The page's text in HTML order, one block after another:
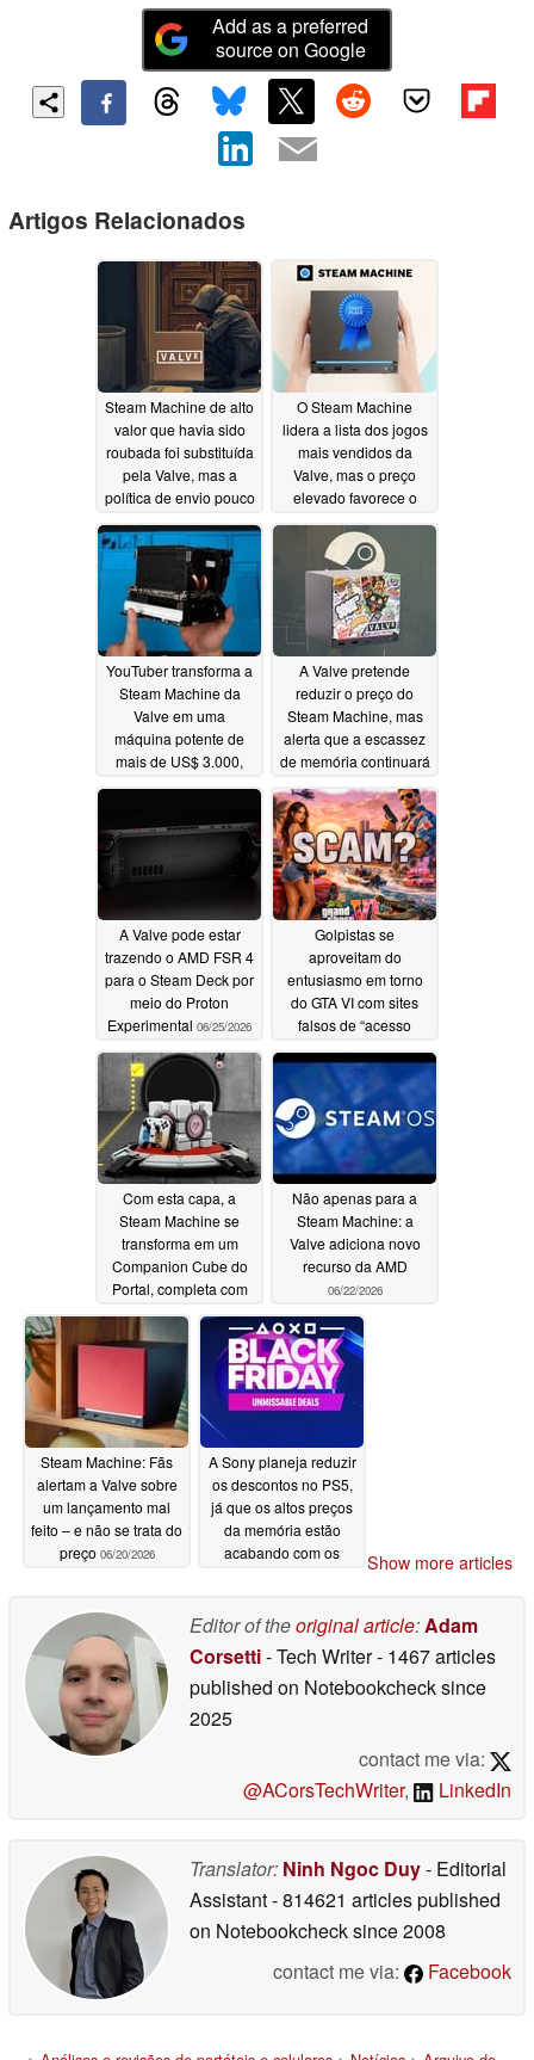
Add as a preferred
source on Google
Artigos Relacionados
Steam Machine de alto
valor que havia sido
roubada foi substituída
pela Valve, mas a
política de envio pouco
rigorosa foi apontada
como responsável
07/20/2026
O Steam Machine
lidera a lista dos jogos
mais vendidos da
Valve, mas o preço
elevado favorece o
mini PC07/03/2026
YouTuber transforma a
Steam Machine da
Valve em uma
máquina potente de
mais de US$ 3.000,
com 64 GB de RAM e
A Valve pretende
reduzir o preço do
Steam Machine, mas
alerta que a escassez
de memória continuará
06/27/2026
A Valve pode estar
trazendo o AMD FSR 4
para o Steam Deck por
meio do Proton
Experimental 06/25/2026
Golpistas se
aproveitam do
entusiasmo em torno
do GTA VI com sites
falsos de “acesso
antecipado VIP”
06/24/2026
Com esta capa, a
Steam Machine se
transforma em um
Companion Cube do
Portal, completa com
um controle
combinando
06/22/2026
Não apenas para a
Steam Machine: a
Valve adiciona novo
recurso da AMD
06/22/2026
Steam Machine: Fãs
alertam a Valve sobre
um lançamento mal
feito – e não se trata do
preço 06/20/2026
A Sony planeja reduzir
os descontos no PS5,
já que os altos preços
da memória estão
acabando com os
Show more articles
Editor of theoriginal article:Adam
Corsetti- Tech Writer- 1467 articles
published on Notebookchecksince
2025
contact me via:
@ACorsTechWriter, LinkedIn
Translator: Ninh Ngoc Duy- Editorial
Assistant- 814621 articles published
on Notebookchecksince 2008
contact me via:
Facebook